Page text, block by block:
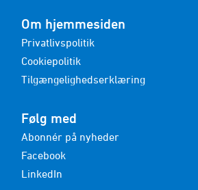
Om hjemmesiden
Privatlivspolitik
Cookiepolitik
Tilgængelighedserklæring
Følg med
Abonnér på nyheder
Facebook
LinkedIn